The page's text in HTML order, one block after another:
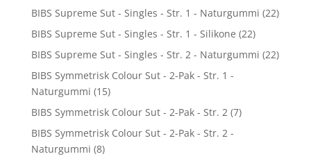
BIBS Supreme Sut - Singles - Str. 1 - Naturgummi (22)
BIBS Supreme Sut - Singles - Str. 1 - Silikone (22)
BIBS Supreme Sut - Singles - Str. 2 - Naturgummi (22)
BIBS Symmetrisk Colour Sut - 2-Pak - Str. 1 -
Naturgummi (15)
BIBS Symmetrisk Colour Sut - 2-Pak - Str. 2 (7)
BIBS Symmetrisk Colour Sut - 2-Pak - Str. 2 -
Naturgummi (8)